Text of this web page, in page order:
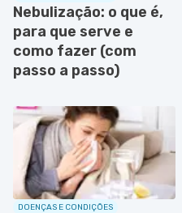
Nebulização: o que é,
para que serve e
como fazer (com
passo a passo)
DOENÇAS E CONDIÇÕES